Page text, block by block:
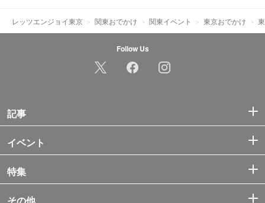
レッツエンジョイ東京 関東おでかけ 関東イベント 東京おでかけ
Follow Us
記事
イベント
特集